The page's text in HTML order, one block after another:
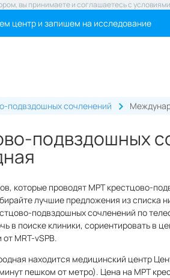
вы принимаете и соглашаетесь с условиями
центр и запишем на исследование
подвздошных сочленений
подвздошных
которые проводят МРТ крестцово-
лучшие предложения из списка
подвздошных сочленений по
в поиске клиники, сориентировать в
MRT-vSPB.
находится медицинский центр
пешком от метро). Цена на МРТ